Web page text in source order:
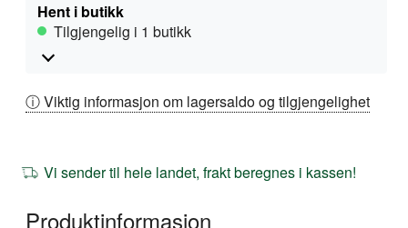
Hent i butikk
Tilgjengelig i 1 butikk
ⓘ Viktig informasjon om lagersaldo og tilgjengelighet
Vi sender til hele landet, frakt beregnes i kassen!
Produktinformasjon